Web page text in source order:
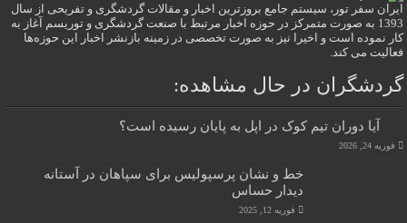
ایران سفر تور، سیستم جامع بروزترین اخبار و مقالات گردشگری و تفریحی از سال
1393 به صورت متمرکز در حوزه اخبار مرتبط با صنعت گردشگری و توریسم آغاز به
کار نموده است و اخیرا نیز به صورت تخصصی در زمینه بازنشر اخبار این حوزه‌ها
فعالیت می کند.
گردشگران در حال مشاهده:
آیا دوران تیم کوک در اپل به پایان رسیده است؟
فوریه 24, 2026
خط و نشان پرسپولیس برای سپاهان در آستانه
دیدار حساس
فوریه 12, 2025